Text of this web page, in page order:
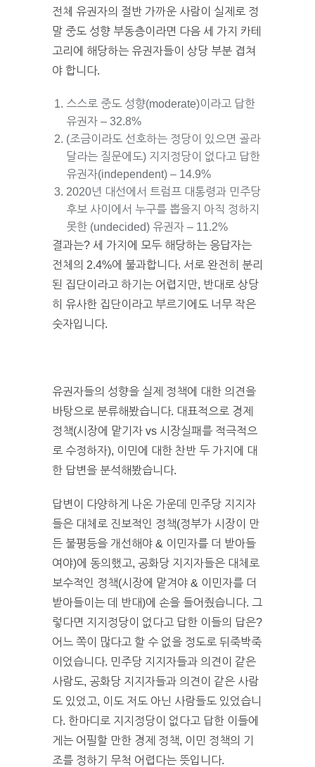
전체 유권자의 절반 가까운 사람이 실제로 정
말 중도 성향 부동층이라면 다음 세 가지 카테
고리에 해당하는 유권자들이 상당 부분 겹쳐
야 합니다.
스스로 중도 성향(moderate)이라고 답한
유권자 – 32.8%
(조금이라도 선호하는 정당이 있으면 골라
달라는 질문에도) 지지정당이 없다고 답한
유권자(independent) – 14.9%
2020년 대선에서 트럼프 대통령과 민주당
후보 사이에서 누구를 뽑을지 아직 정하지
못한 (undecided) 유권자 – 11.2%
결과는? 세 가지에 모두 해당하는 응답자는
전체의 2.4%에 불과합니다. 서로 완전히 분리
된 집단이라고 하기는 어렵지만, 반대로 상당
히 유사한 집단이라고 부르기에도 너무 작은
숫자입니다.
유권자들의 성향을 실제 정책에 대한 의견을
바탕으로 분류해봤습니다. 대표적으로 경제
정책(시장에 맡기자 vs 시장실패를 적극적으
로 수정하자), 이민에 대한 찬반 두 가지에 대
한 답변을 분석해봤습니다.
답변이 다양하게 나온 가운데 민주당 지지자
들은 대체로 진보적인 정책(정부가 시장이 만
든 불평등을 개선해야 & 이민자를 더 받아들
여야)에 동의했고, 공화당 지지자들은 대체로
보수적인 정책(시장에 맡겨야 & 이민자를 더
받아들이는 데 반대)에 손을 들어줬습니다. 그
렇다면 지지정당이 없다고 답한 이들의 답은?
어느 쪽이 많다고 할 수 없을 정도로 뒤죽박죽
이었습니다. 민주당 지지자들과 의견이 같은
사람도, 공화당 지지자들과 의견이 같은 사람
도 있었고, 이도 저도 아닌 사람들도 있었습니
다. 한마디로 지지정당이 없다고 답한 이들에
게는 어필할 만한 경제 정책, 이민 정책의 기
조를 정하기 무척 어렵다는 뜻입니다.